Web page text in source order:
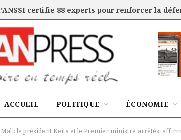
ACCUEIL POLITIQUE ÉCONOMIE
Mali: le président Keïta et le Premier ministre arrêtés,